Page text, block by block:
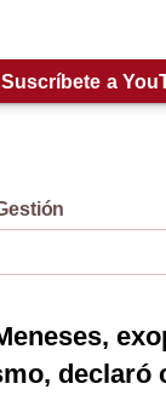
Suscríbete a
declaró